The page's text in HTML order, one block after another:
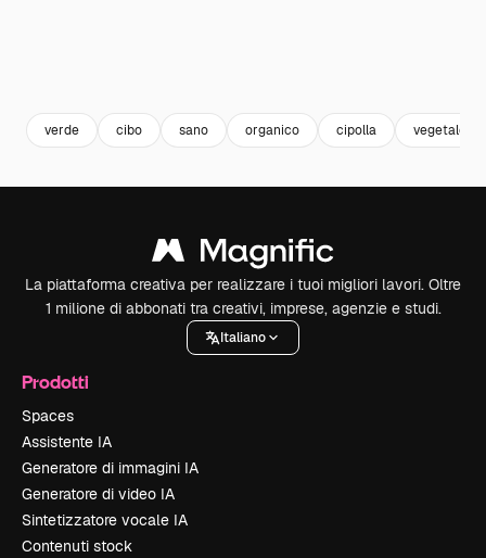
verde cibo sano organico cipolla vegetale
La piattaforma creativa per realizzare i tuoi migliori lavori. Oltre
1 milione di abbonati tra creativi, imprese, agenzie e studi.
Italiano
Prodotti
Spaces
Assistente IA
Generatore di immagini IA
Generatore di video IA
Sintetizzatore vocale IA
Contenuti stock